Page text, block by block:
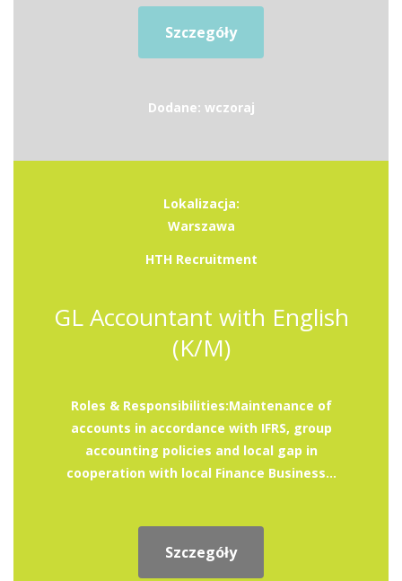
Szczegóły
Dodane: wczoraj
Lokalizacja:
Warszawa
HTH Recruitment
GL Accountant with English
(K/M)
Roles & Responsibilities:Maintenance of
accounts in accordance with IFRS, group
accounting policies and local gap in
cooperation with local Finance Business...
Szczegóły